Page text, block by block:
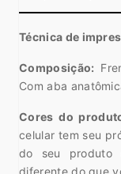
Técnica de
Composição:
Com aba
Cores do
celular tem seu
do seu produto
diferente do que